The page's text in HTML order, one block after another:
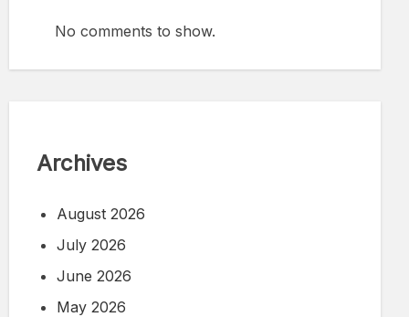
No comments to show.
Archives
August 2026
July 2026
June 2026
May 2026